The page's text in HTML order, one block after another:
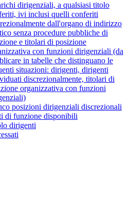
dirigenziali, a qualsiasi titolo
ivi inclusi quelli conferiti
dall'organo di indirizzo
senza procedure pubbliche di
e titolari di posizione
con funzioni dirigenziali (da
in tabelle che distinguano le
situazioni: dirigenti, dirigenti
discrezionalmente, titolari di
organizzativa con funzioni
posizioni dirigenziali discrezionali
di funzione disponibili
dirigenti